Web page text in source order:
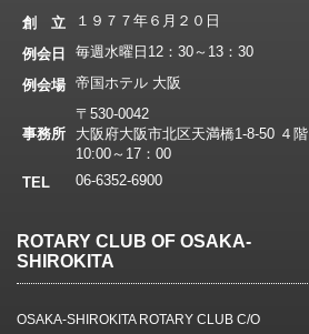
創 立
１９７７年６月２０日
例会日
毎週水曜日12：30～13：30
例会場 帝国ホテル 大阪
事務所
〒530-0042
大阪府大阪市北区天満橋1-8-50 ４階
10:00～17：00
TEL
06-6352-6900
ROTARY CLUB OF OSAKA-
SHIROKITA
OSAKA-SHIROKITA ROTARY CLUB C/O